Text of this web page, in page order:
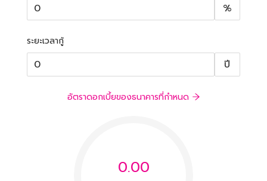
%
ระยะเวลากู้
ปี
อัตราดอกเบี้ยของธนาคารที่กำหนด
0.00